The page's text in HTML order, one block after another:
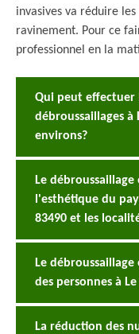
invasives va réduire
ravinement. Pour ce
professionnel en la
Qui peut effectuer
débroussaillages à
environs?
Le
l'esthétique du
83490 et les
Le
des personnes à
La réduction des